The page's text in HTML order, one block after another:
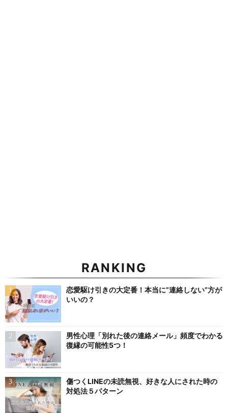
RANKING
恋愛駆け引きの大定番！本当に”連絡しない”方が
いいの？
男性心理「別れた後の連絡メール」頻度でわかる
復縁の可能性5つ！
傷つくLINEの未読無視、好きな人にされた時の
対処法５パターン